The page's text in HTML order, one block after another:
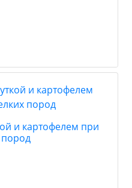
и картофелем при
пород